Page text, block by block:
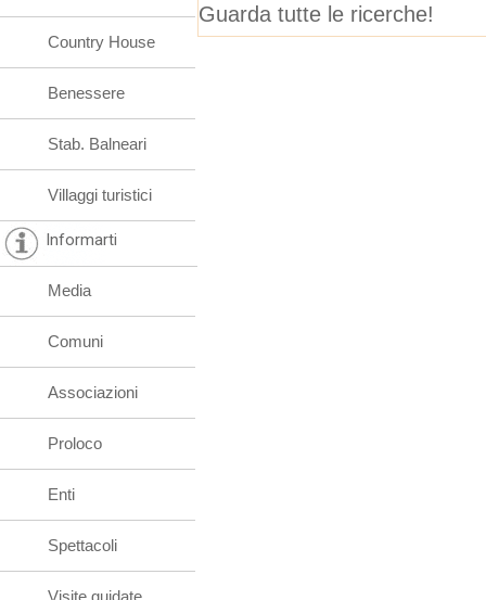
Guarda tutte le ricerche!
Country House
Benessere
Stab. Balneari
Villaggi turistici
Informarti
Media
Comuni
Associazioni
Proloco
Enti
Spettacoli
Visite guidate